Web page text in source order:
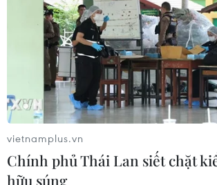
vietnamplus.vn
Chính phủ Thái Lan siết chặt
hữu súng